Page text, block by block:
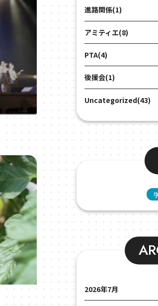
進路関係(1)
アミティエ(8)
PTA(4)
後援会(1)
Uncategorized(43)
2026年7月